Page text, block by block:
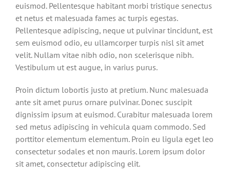
euismod. Pellentesque habitant morbi tristique senectus
et netus et malesuada fames ac turpis egestas.
Pellentesque adipiscing, neque ut pulvinar tincidunt, est
sem euismod odio, eu ullamcorper turpis nisl sit amet
velit. Nullam vitae nibh odio, non scelerisque nibh.
Vestibulum ut est augue, in varius purus.
Proin dictum lobortis justo at pretium. Nunc malesuada
ante sit amet purus ornare pulvinar. Donec suscipit
dignissim ipsum at euismod. Curabitur malesuada lorem
sed metus adipiscing in vehicula quam commodo. Sed
porttitor elementum elementum. Proin eu ligula eget leo
consectetur sodales et non mauris. Lorem ipsum dolor
sit amet, consectetur adipiscing elit.